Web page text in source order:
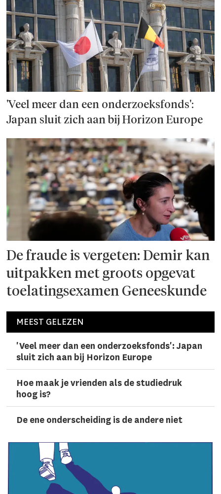
'Veel meer dan een onderzoeks­fonds':
Japan sluit zich aan bij Horizon Europe
De fraude is vergeten: Demir kan
uitpakken met groots opgevat
toelatingsexamen Geneeskunde
MEEST GELEZEN
'Veel meer dan een onderzoeks­fonds': Japan
sluit zich aan bij Horizon Europe
Hoe maak je vrienden als de studiedruk
hoog is?
De ene onderscheiding is de andere niet